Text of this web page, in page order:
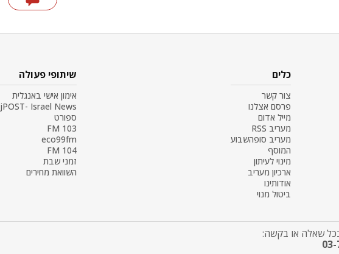
כלים
צור קשר
פרסם אצלנו
מייל אדום
מעריב RSS
מעריב סופהשבוע
המוסף
מינוי לעיתון
ארכיון מעריב
אודותינו
ביטול מנוי
שיתופי פעולה
אימון אישי באנגלית
jPOST- Israel News
ספורט
103 FM
eco99fm
104 FM
זמני שבת
השוואת מחירים
בכל שאלה או בקשה: